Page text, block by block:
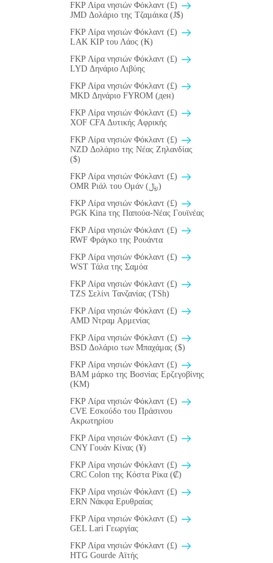
FKP Λίρα νησιών Φόκλαντ (£)
JMD Δολάριο της Τζαμάικα (J$)
FKP Λίρα νησιών Φόκλαντ (£)
LAK KIP του Λάος (₭)
FKP Λίρα νησιών Φόκλαντ (£)
LYD Δηνάριο Λιβύης
FKP Λίρα νησιών Φόκλαντ (£)
MKD Δηνάριο FYROM (ден)
FKP Λίρα νησιών Φόκλαντ (£)
XOF CFA Δυτικής Αφρικής
FKP Λίρα νησιών Φόκλαντ (£)
NZD Δολάριο της Νέας Ζηλανδίας
($)
FKP Λίρα νησιών Φόκλαντ (£)
OMR Ριάλ του Ομάν (﷼)
FKP Λίρα νησιών Φόκλαντ (£)
PGK Kina της Παπούα-Νέας Γουϊνέας
FKP Λίρα νησιών Φόκλαντ (£)
RWF Φράγκο της Ρουάντα
FKP Λίρα νησιών Φόκλαντ (£)
WST Τάλα της Σαμόα
FKP Λίρα νησιών Φόκλαντ (£)
TZS Σελίνι Τανζανίας (TSh)
FKP Λίρα νησιών Φόκλαντ (£)
AMD Ντραμ Αρμενίας
FKP Λίρα νησιών Φόκλαντ (£)
BSD Δολάριο των Μπαχάμας ($)
FKP Λίρα νησιών Φόκλαντ (£)
BAM μάρκο της Βοσνίας Ερζεγοβίνης
(KM)
FKP Λίρα νησιών Φόκλαντ (£)
CVE Εσκούδο του Πράσινου
Ακρωτηρίου
FKP Λίρα νησιών Φόκλαντ (£)
CNY Γουάν Κίνας (¥)
FKP Λίρα νησιών Φόκλαντ (£)
CRC Colon της Κόστα Ρίκα (₡)
FKP Λίρα νησιών Φόκλαντ (£)
ERN Νάκφα Ερυθραίας
FKP Λίρα νησιών Φόκλαντ (£)
GEL Lari Γεωργίας
FKP Λίρα νησιών Φόκλαντ (£)
HTG Gourde Αϊτής